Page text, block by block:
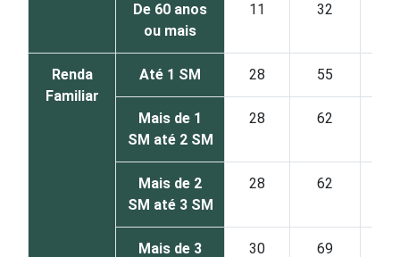
De 60 anos
ou mais
11 32
Renda
Familiar
Até 1 SM 28 55
Mais de 1
SM até 2 SM
28 62
Mais de 2
SM até 3 SM
28 62
Mais de 3
30 69